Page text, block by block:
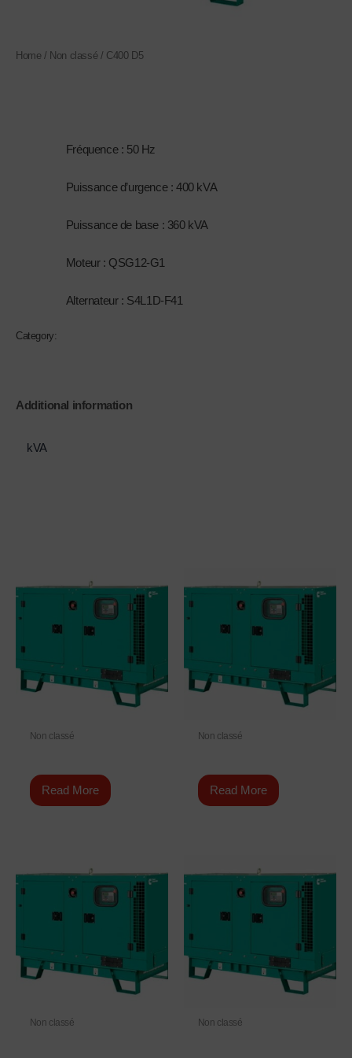
Home / Non classé / C400 D5
Fréquence : 50 Hz
Puissance d’urgence : 400 kVA
Puissance de base : 360 kVA
Moteur : QSG12-G1
Alternateur : S4L1D-F41
Category:
Additional information
kVA
Non classé
Read More
Non classé
Read More
Non classé Non classé